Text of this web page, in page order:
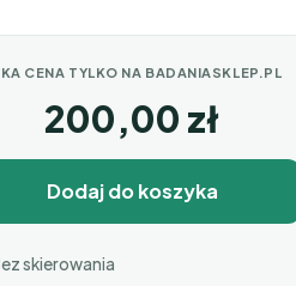
CENA TYLKO NA BADANIASKLEP.PL
200,00 zł
Dodaj do koszyka
skierowania